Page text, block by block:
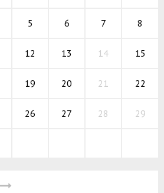
5 6 7 8
12 13 14 15
19 20 21 22
26 27 28 29